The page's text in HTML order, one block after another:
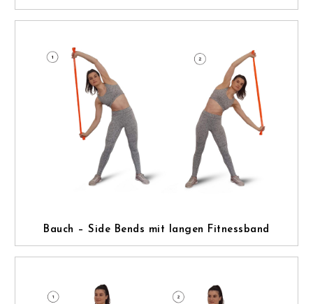
Bauch – Side Bends mit langen Fitnessband